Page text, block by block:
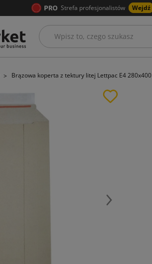
Strefa profesjonalistów Wejdź
Brązowa koperta z tektury litej Lettpac E4 280x400
Następny